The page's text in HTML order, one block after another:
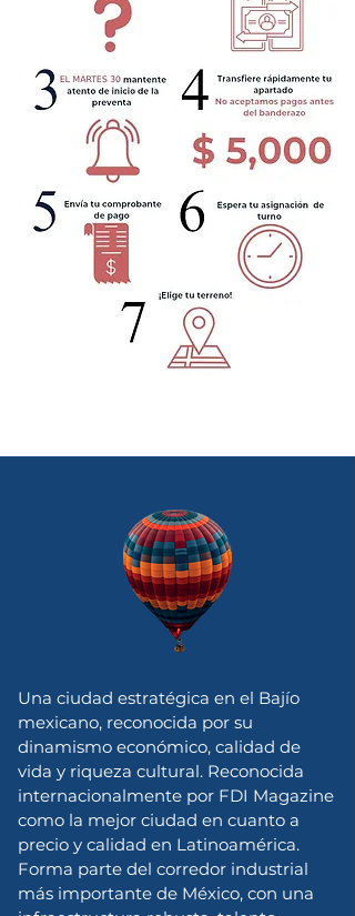
Una ciudad estratégica en el Bajío
mexicano, reconocida por su
dinamismo económico, calidad de
vida y riqueza cultural. Reconocida
internacionalmente por FDI Magazine
como la mejor ciudad en cuanto a
precio y calidad en Latinoamérica.
Forma parte del corredor industrial
más importante de México, con una